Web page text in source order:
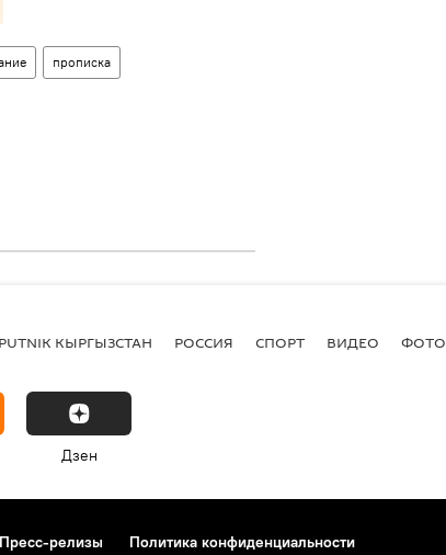
прописка
КЫРГЫЗСТАН РОССИЯ СПОРТ ВИДЕО ФОТО
Дзен
Пресс-релизы Политика конфиденциальности